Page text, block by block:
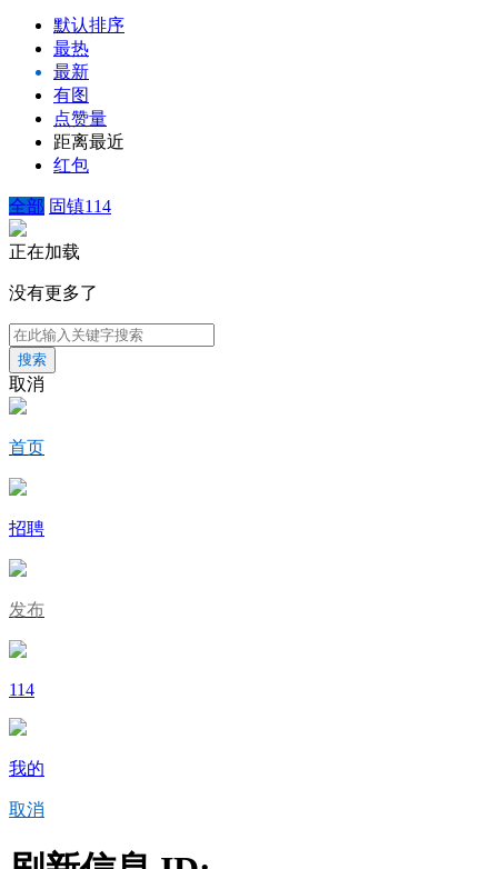
默认排序
最热
最新
有图
点赞量
距离最近
红包
全部 固镇114
正在加载
没有更多了
搜索
取消
首页
招聘
发布
114
我的
取消